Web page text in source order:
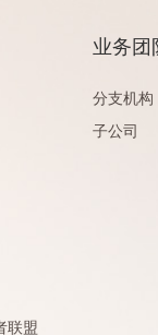
联盟
业务团
分支机构
子公司